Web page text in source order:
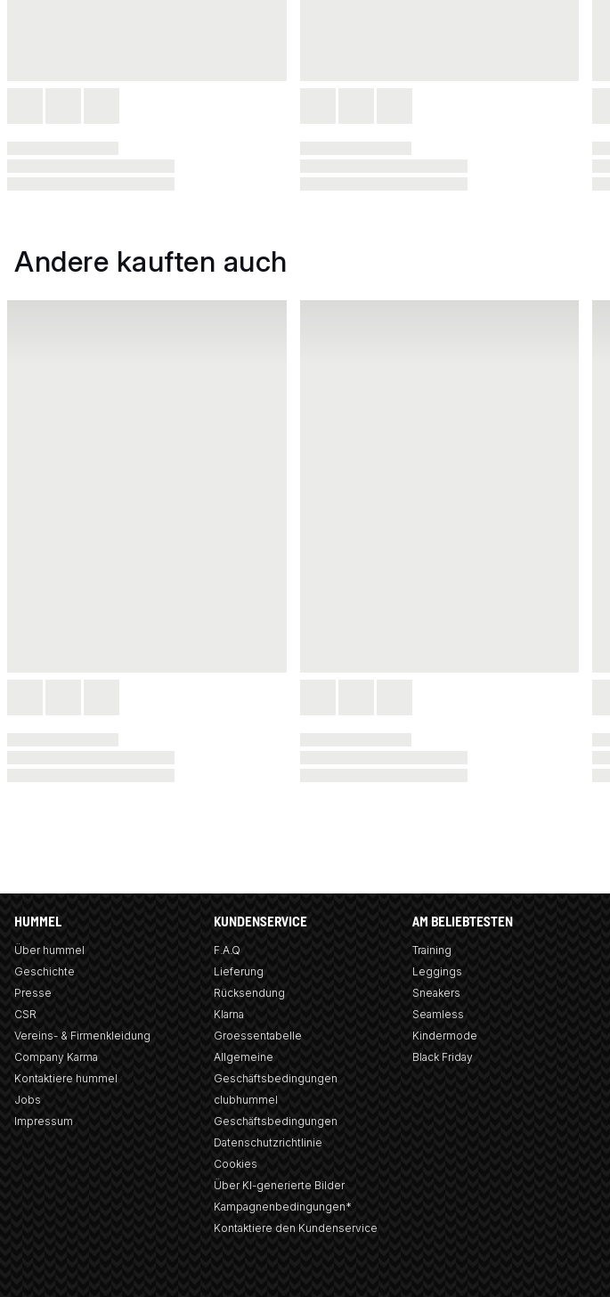
Andere kauften auch
HUMMEL
Über hummel
Geschichte
Presse
CSR
Vereins- & Firmenkleidung
Company Karma
Kontaktiere hummel
Jobs
Impressum
KUNDENSERVICE
F.A.Q
Lieferung
Rücksendung
Klarna
Groessentabelle
Allgemeine
Geschäftsbedingungen
clubhummel
Geschäftsbedingungen
Datenschutzrichtlinie
Cookies
Über KI-generierte Bilder
Kampagnenbedingungen*
Kontaktiere den Kundenservice
AM BELIEBTESTEN
Training
Leggings
Sneakers
Seamless
Kindermode
Black Friday